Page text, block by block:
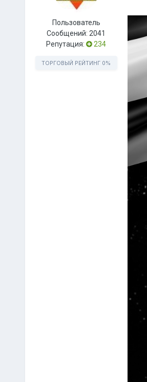
Пользователь
Сообщений:2041
Репутация:
234
ТОРГОВЫЙ РЕЙТИНГ 0%